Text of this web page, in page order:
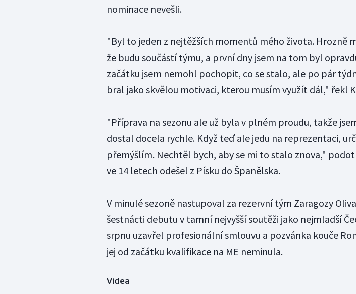
nominace nevešli.
"Byl to jeden z nejtěžších momentů mého života. Hrozně
že budu součástí týmu, a první dny jsem na tom byl
začátku jsem nemohl pochopit, co se stalo, ale po pár
bral jako skvělou motivaci, kterou musím využít dál," řekl
"Příprava na sezonu ale už byla v plném proudu, takže
dostal docela rychle. Když teď ale jedu na reprezentaci,
přemýšlím. Nechtěl bych, aby se mi to stalo znova,"
ve 14 letech odešel z Písku do Španělska.
V minulé sezoně nastupoval za rezervní tým Zaragozy
šestnácti debutu v tamní nejvyšší soutěži jako nejmladší
srpnu uzavřel profesionální smlouvu a pozvánka kouče
jej od začátku kvalifikace na ME neminula.
Videa